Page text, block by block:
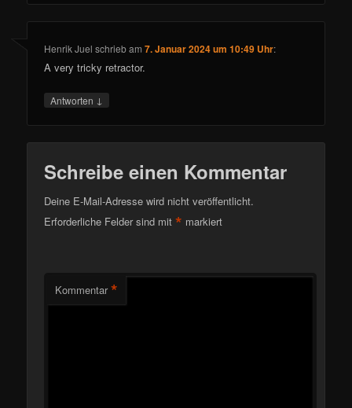
Henrik Juel schriebam7. Januar 2024 um 10:49 Uhr:
A very tricky retractor.
Antworten ↓
Schreibe einen Kommentar
Deine E-Mail-Adresse wird nicht veröffentlicht.
Erforderliche Felder sind mit* markiert
Kommentar *